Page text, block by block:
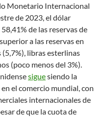
Monetario Internacional
de 2023, el dólar
de las reservas de
a las reservas en
(5,7%), libras esterlinas
(poco menos del 3%).
siguesiendo la
el comercio mundial, con
internacionales de
de que la cuota de